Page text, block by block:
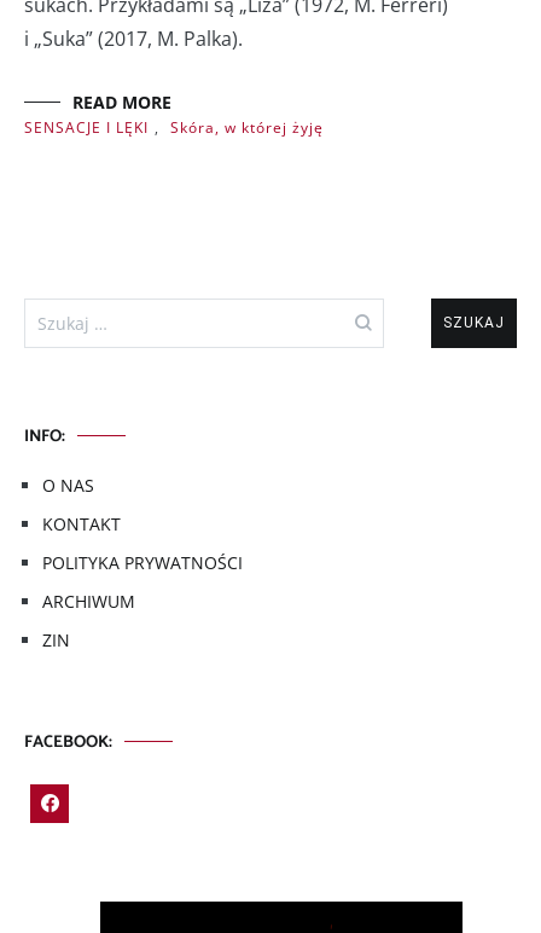
i „Suka” (2017, M. Palka).
READ MORE
SENSACJE I LĘKI , Skóra, w której żyję
Szukaj:
INFO:
O NAS
KONTAKT
POLITYKA PRYWATNOŚCI
ARCHIWUM
ZIN
FACEBOOK: